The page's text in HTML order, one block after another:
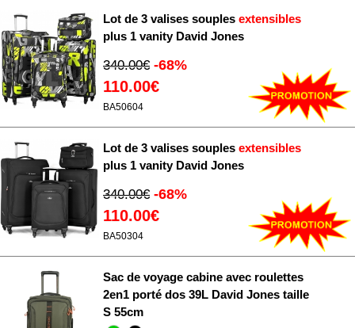
Lot de 3 valises souples extensibles
plus 1 vanity David Jones
340.00€ -68%
110.00€
BA50604
Lot de 3 valises souples extensibles
plus 1 vanity David Jones
340.00€ -68%
110.00€
BA50304
Sac de voyage cabine avec roulettes
2en1 porté dos 39L David Jones taille
S 55cm